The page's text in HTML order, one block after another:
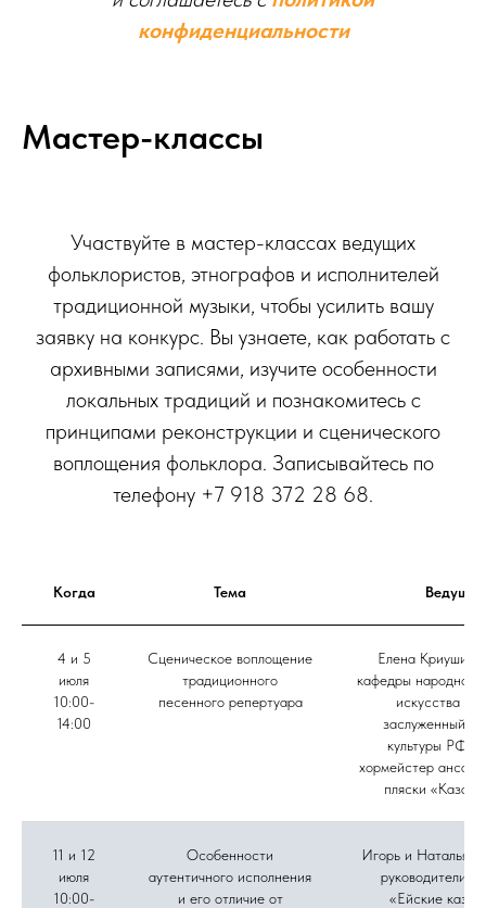
конфиденциальности
Мастер-классы
Участвуйте в мастер-классах ведущих
фольклористов, этнографов и исполнителей
традиционной музыки, чтобы усилить вашу
заявку на конкурс. Вы узнаете, как работать с
архивными записями, изучите особенности
локальных традиций и познакомитесь с
принципами реконструкции и сценического
воплощения фольклора. Записывайтесь по
телефону +7 918 372 28 68.
Когда Тема Ведущие
4 и 5
июля
10:00-
14:00
Сценическое воплощение
традиционного
песенного репертуара
Елена
кафедры народного
искусства
заслуженный
культуры РФ,
хормейстер
пляски
11 и 12
июля
10:00-
Особенности
аутентичного исполнения
и его отличие от
Игорь и Наталья
руководители
«Ейские